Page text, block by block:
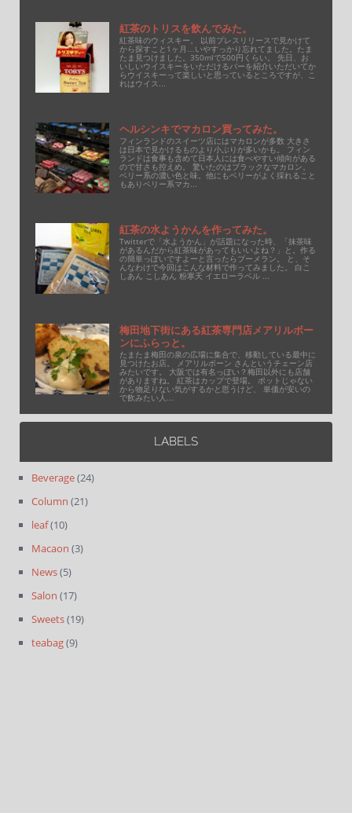
紅茶のトリスを飲んでみた。
紅茶味のウィスキー。 以前プレスリリースで見かけて
から探すこと1ヶ月…いやすっかり忘れてました。たま
たま見つけました。350mlで500円くらい。 先日、お
いしいウイスキーをいただけるバーを紹介いただいてか
らウイスキーって楽しいと思っているところですが、こ
れはウイス...
ヘルシンキでマカロン買ってみた。
フィンランドのスイーツ店にはマカロンが多数 大きさ
は日本で見かけるものより小ぶりが多いかも。 フィン
ランドは食事も含めて日本人には食べやすい傾向がある
ので甘さも控えめ。 驚いたのはブラックなマカロン。
ベリー系の濃い色と味。他にもベリーがよく採れること
もありベリー系マカ...
紅茶の水ようかんを作ってみた。
Twitterで「水ようかん」が話題になった時、「抹茶味
があるんだから紅茶味があってもいいよね？」と。作る
の簡単っぽいですよーと言ったらブーメラン。 と、そ
んなわけで今回はこんな材料で作ってみました。 白こ
しあん こしあん 粉寒天 イエローラベル ...
梅田地下街にある紅茶専門店メアリルボー
ンにふらっと。
たまたま梅田の泉の広場に集合で、移動している最中に
見つけたお店。 メアリルボーン さんというチェーン店
みたいです。 大阪では有名っぽい？梅田以外にも店舗
がありますね。 紅茶はカップで登場。 ポットじゃない
から物足りない気がするかと思うけど、 単価が安いの
で飲みたい人...
LABELS
Beverage(24)
Column (21)
leaf(10)
Macaon (3)
News(5)
Salon (17)
Sweets(19)
teabag(9)